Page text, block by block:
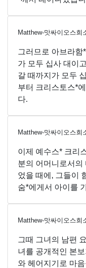
Matthew-맛싸이오스희
그러므로 아브라함
가 모두 십사 대이
갈 때까지가 모두
부터 크리스토스*
다.
Matthew-맛싸이오스희
이제 예수스* 크리
분의 어머니로서의
었을 때에, 그들이
숨*에게서 아이를
Matthew-맛싸이오스희
그때 그녀의 남편
녀를 공개적인 본
와 헤어지기로 마